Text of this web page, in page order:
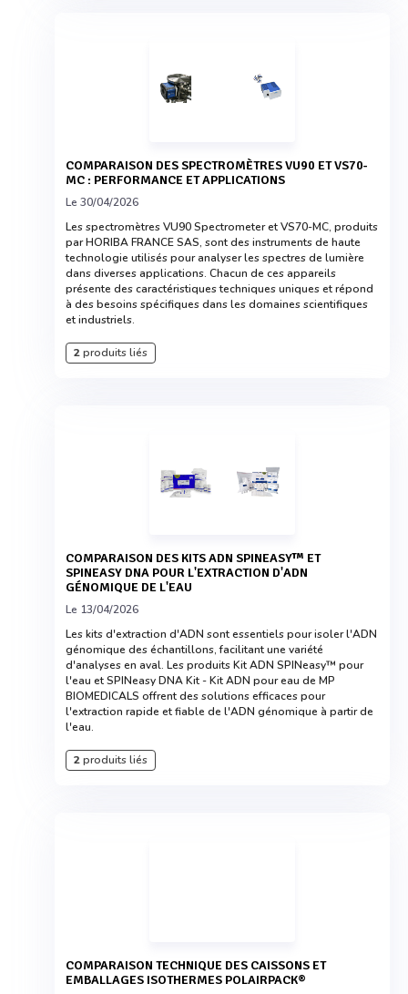
COMPARAISON DES SPECTROMÈTRES VU90 ET VS70-
MC : PERFORMANCE ET APPLICATIONS
Le 30/04/2026
Les spectromètres VU90 Spectrometer et VS70-MC, produits
par HORIBA FRANCE SAS, sont des instruments de haute
technologie utilisés pour analyser les spectres de lumière
dans diverses applications. Chacun de ces appareils
présente des caractéristiques techniques uniques et répond
à des besoins spécifiques dans les domaines scientifiques
et industriels.
2produits liés
COMPARAISON DES KITS ADN SPINEASY™ ET
SPINEASY DNA POUR L'EXTRACTION D'ADN
GÉNOMIQUE DE L'EAU
Le 13/04/2026
Les kits d'extraction d'ADN sont essentiels pour isoler l'ADN
génomique des échantillons, facilitant une variété
d'analyses en aval. Les produits Kit ADN SPINeasy™ pour
l'eau et SPINeasy DNA Kit - Kit ADN pour eau de MP
BIOMEDICALS offrent des solutions efficaces pour
l'extraction rapide et fiable de l'ADN génomique à partir de
l'eau.
2produits liés
COMPARAISON TECHNIQUE DES CAISSONS ET
EMBALLAGES ISOTHERMES POLAIRPACK®